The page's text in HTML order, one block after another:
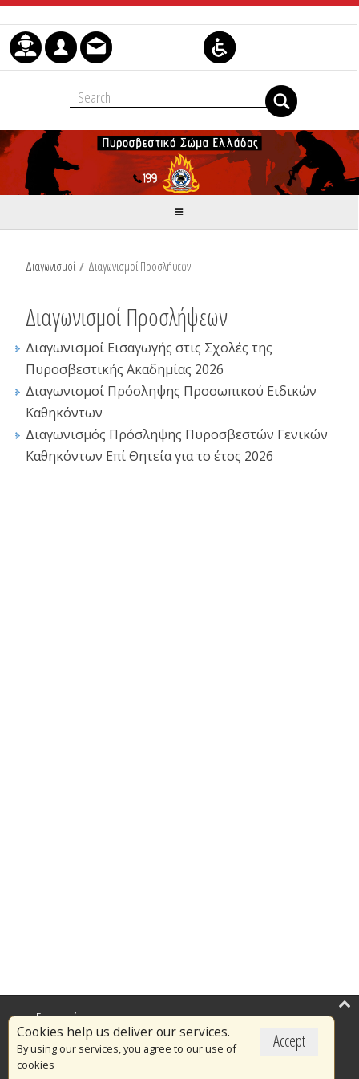
Skip to Content
Διαγωνισμοί / Διαγωνισμοί Προσλήψεων
Διαγωνισμοί Προσλήψεων
Διαγωνισμοί Εισαγωγής στις Σχολές της
Πυροσβεστικής Ακαδημίας 2026
Διαγωνισμοί Πρόσληψης Προσωπικού Ειδικών
Καθηκόντων
Διαγωνισμός Πρόσληψης Πυροσβεστών Γενικών
Καθηκόντων Επί Θητεία για το έτος 2026
Accept
Cookies help us deliver our services.
By using our services, you agree to our use of
cookies
Επικαιρότητα
Το Πυροσβεστικό Σώμα